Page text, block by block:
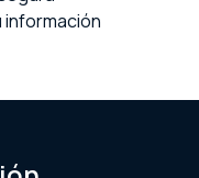
información